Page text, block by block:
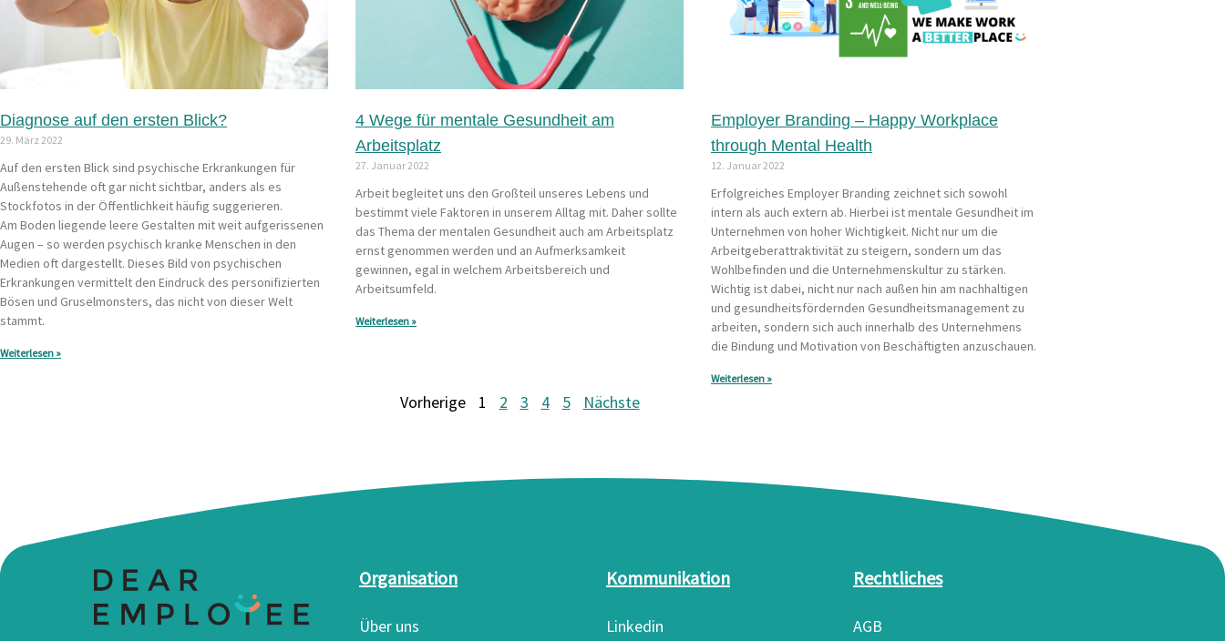
Diagnose auf den ersten Blick?
29. März 2022
Auf den ersten Blick sind psychische Erkrankungen für
Außenstehende oft gar nicht sichtbar, anders als es
Stockfotos in der Öffentlichkeit häufig suggerieren.
Am Boden liegende leere Gestalten mit weit aufgerissenen
Augen – so werden psychisch kranke Menschen in den
Medien oft dargestellt. Dieses Bild von psychischen
Erkrankungen vermittelt den Eindruck des personifizierten
Bösen und Gruselmonsters, das nicht von dieser Welt
stammt.
Weiterlesen »
4 Wege für mentale Gesundheit am
Arbeitsplatz
27. Januar 2022
Arbeit begleitet uns den Großteil unseres Lebens und
bestimmt viele Faktoren in unserem Alltag mit. Daher sollte
das Thema der mentalen Gesundheit auch am Arbeitsplatz
ernst genommen werden und an Aufmerksamkeit
gewinnen, egal in welchem Arbeitsbereich und
Arbeitsumfeld.
Weiterlesen »
Employer Branding – Happy Workplace
through Mental Health
12. Januar 2022
Erfolgreiches Employer Branding zeichnet sich sowohl
intern als auch extern ab. Hierbei ist mentale Gesundheit im
Unternehmen von hoher Wichtigkeit. Nicht nur um die
Arbeitgeberattraktivität zu steigern, sondern um das
Wohlbefinden und die Unternehmenskultur zu stärken.
Wichtig ist dabei, nicht nur nach außen hin am nachhaltigen
und gesundheitsfördernden Gesundheitsmanagement zu
arbeiten, sondern sich auch innerhalb des Unternehmens
die Bindung und Motivation von Beschäftigten anzuschauen.
Weiterlesen »
Vorherige 1 2 3 4 5 Nächste
Organisation
Über uns
Kommunikation
Linkedin
Rechtliches
AGB